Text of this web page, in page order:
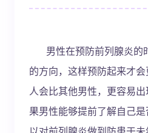
男性在预防前列腺炎的
的方向，这样预防起来才
人会比其他男性，更容易
果男性能够提前了解自己